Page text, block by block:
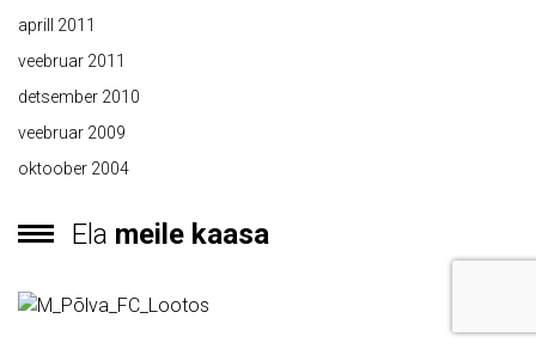
aprill 2011
veebruar 2011
detsember 2010
veebruar 2009
oktoober 2004
Ela meile kaasa